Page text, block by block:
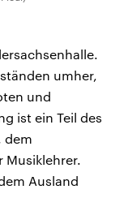
umher,
und
ist ein Teil des
dem
Musiklehrer.
Ausland